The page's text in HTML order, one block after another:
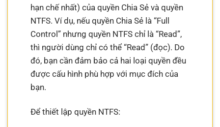
hạn chế nhất) của quyền Chia Sẻ và quyền
NTFS. Ví dụ, nếu quyền Chia Sẻ là “Full
Control” nhưng quyền NTFS chỉ là “Read”,
thì người dùng chỉ có thể “Read” (đọc). Do
đó, bạn cần đảm bảo cả hai loại quyền đều
được cấu hình phù hợp với mục đích của
bạn.
Để thiết lập quyền NTFS: